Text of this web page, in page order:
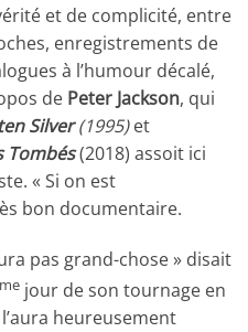
et de complicité, entre
enregistrements de
à l’humour décalé,
de Peter Jackson, qui
Silver(1995)et
Tombés(2018) assoit ici
« Si on est
bon documentaire.
pas grand-chose » disait
jour de son tournage en
heureusement